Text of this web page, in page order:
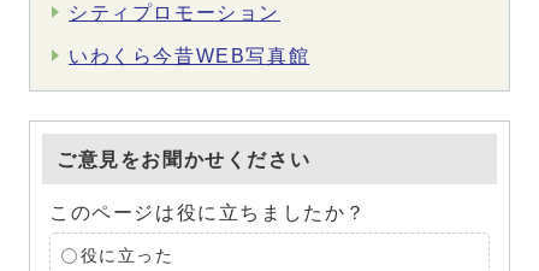
シティプロモーション
いわくら今昔WEB写真館
ご意見をお聞かせください
このページは役に立ちましたか？
役に立った